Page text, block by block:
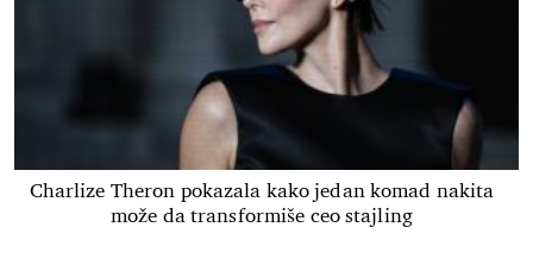
Charlize Theron pokazala kako jedan komad nakita
može da transformiše ceo stajling